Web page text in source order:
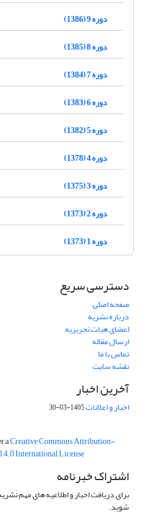
دوره 9 (1386)
دوره 8 (1385)
دوره 7 (1384)
دوره 6 (1383)
دوره 5 (1382)
دوره 4 (1378)
دوره 3 (1375)
دوره 2 (1373)
دوره 1 (1373)
دسترسی سریع
صفحه اصلی
درباره نشریه
اعضای هیات تحریریه
ارسال مقاله
تماس با ما
نقشه سایت
آخرین اخبار
اخبار و اعلانات1405-03-30
aCreative Commons Attribution-
International License
اشتراک خبرنامه
برای دریافت اخبار و اطلاعیه های مهم
شوید.